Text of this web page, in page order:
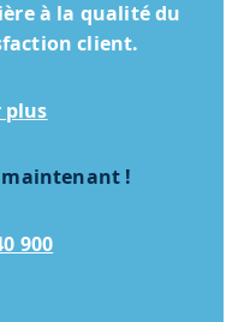
à la qualité du
client.
plus
maintenant !
900